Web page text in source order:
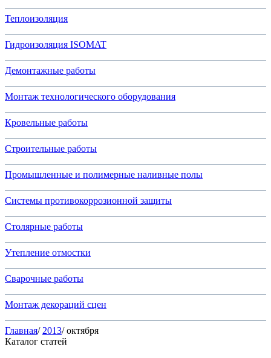
Теплоизоляция
Гидроизоляция ISOMAT
Демонтажные работы
Монтаж технологического оборудования
Кровельные работы
Строительные работы
Промышленные и полимерные наливные полы
Системы противокоррозионной защиты
Столярные работы
Утепление отмостки
Сварочные работы
Монтаж декораций сцен
Главная/ 2013/ октября
Каталог статей